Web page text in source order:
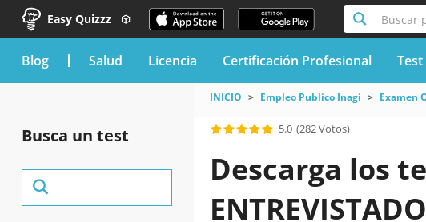
Easy Quizzz Buscar
blog Salud Licencia Certificación Profesional
Busca un test
INICIO Empleo Publico Inagi Examen
5.0 (282 Votos)
Descarga los